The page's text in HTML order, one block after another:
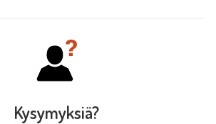
Kysymyksiä?